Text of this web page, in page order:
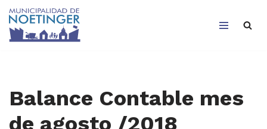
Saltar
Balance Contable mes
de agosto /2018